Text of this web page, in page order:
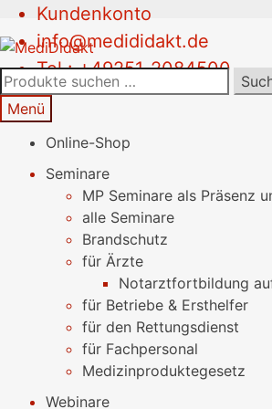
Kundenkonto
info@medididakt.de
Tel.: +49251-2084500
Navigation
springen
zum
Inhalt
Suchen
nach:
Menü
Online-Shop
Seminare
MP Seminare als Präsenz
alle Seminare
Brandschutz
für Ärzte
Notarztfortbildung
für Betriebe & Ersthelfer
für den Rettungsdienst
für Fachpersonal
Medizinproduktegesetz
Webinare